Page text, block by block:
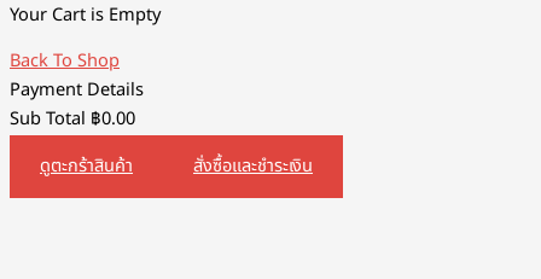
Your Cart is Empty
Back To Shop
Payment Details
Sub Total ฿0.00
ดูตะกร้าสินค้า
สั่งซื้อและชำระเงิน